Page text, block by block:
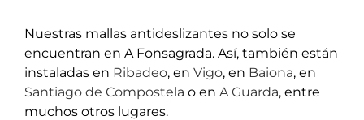
Nuestras mallas antideslizantes no solo se
encuentran en A Fonsagrada. Así, también están
instaladas en Ribadeo, en Vigo, en Baiona, en
Santiago de Compostela o en A Guarda, entre
muchos otros lugares.